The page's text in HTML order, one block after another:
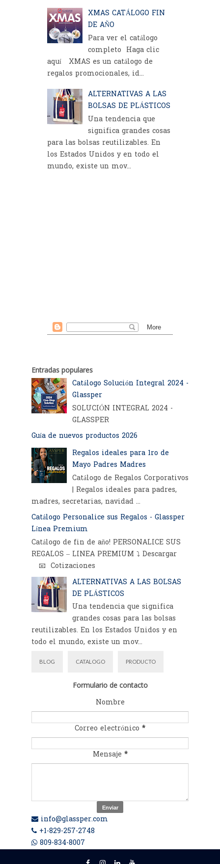
XMAS CATÁLOGO FIN
DE AÑO
Para ver el catálogo
completo Haga clic
aquí XMAS es un catálogo de
regalos promocionales, id...
ALTERNATIVAS A LAS
BOLSAS DE PLÁSTICOS
Una tendencia que
significa grandes cosas
para las bolsas reutilizables. En
los Estados Unidos y en todo el
mundo, existe un mov...
Entradas populares
Catálogo Solución Integral 2024 -
Glassper
SOLUCIÓN INTEGRAL 2024 -
GLASSPER
Guía de nuevos productos 2026
Regalos ideales para 1ro de
Mayo Padres Madres
Catálogo de Regalos Corporativos
| Regalos ideales para padres,
madres, secretarias, navidad ...
Catálogo Personalice sus Regalos - Glassper
Línea Premium
Catálogo de fin de año! PERSONALICE SUS
REGALOS – LINEA PREMIUM ⤵️ Descargar
📧 Cotizaciones
ALTERNATIVAS A LAS BOLSAS
DE PLÁSTICOS
Una tendencia que significa
grandes cosas para las bolsas
reutilizables. En los Estados Unidos y en
todo el mundo, existe un mov...
BLOG CATALOGO PRODUCTO
Formulario de contacto
Nombre
Correo electrónico *
Mensaje *
info@glassper.com
+1-829-257-2748
809-834-8007